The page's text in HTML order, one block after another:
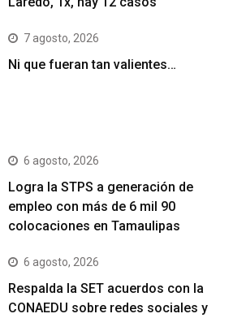
7 agosto, 2026
Ni que fueran tan valientes…
6 agosto, 2026
Logra la STPS a generación de
empleo con más de 6 mil 90
colocaciones en Tamaulipas
6 agosto, 2026
Respalda la SET acuerdos con la
CONAEDU sobre redes sociales y